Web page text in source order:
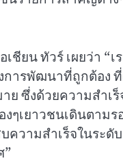
ยน ทัวร์ เผยว่า “เ
ารพัฒนาที่ถูกต้อง
ซึ่งด้วยความสำเร็
ๆเยาวชนเดินตามร
วามสำเร็จในระดั
”